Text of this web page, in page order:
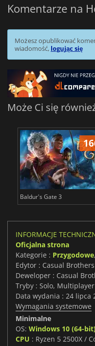
Komentarze na
Możesz opublikować
wiadomość, logując się
Może Ci się
Baldur's Gate 3
INFORMACJE
Oficjalna strona
Kategorie : Przygodowe,
Edytor : Casual
Deweloper : Casual
Tryby : Solo, Multiplayer
Data wydania : 24 lipca
Wymagania systemowe
Minimalne
OS: Windows 10 (64-
CPU : Ryzen 5 2500X /